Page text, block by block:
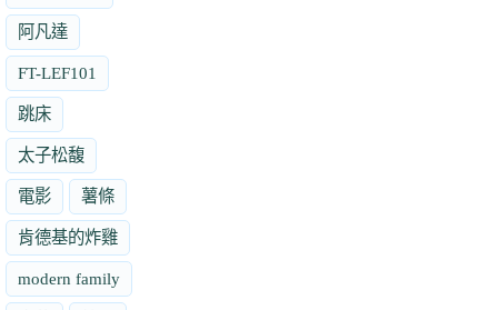
阿凡達
FT-LEF101
跳床
太子松馥
電影 薯條
肯德基的炸雞
modern family